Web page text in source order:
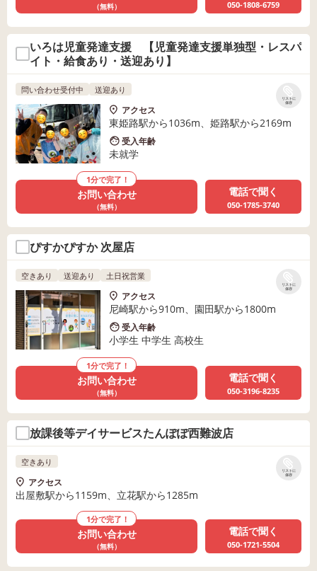
（無料） 050-1808-6759
いろは児童発達支援 【児童発達支援単独型・レスパ
イト・給食あり・送迎あり】
リストに
保存
問い合わせ受付中 送迎あり
アクセス
東姫路駅から1036m、姫路駅から2169m
受入年齢
未就学
1分で完了！
お問い合わせ
（無料）
電話で聞く
050-1785-3740
ぴすかぴすか 次屋店
リストに
保存
空きあり 送迎あり 土日祝営業
アクセス
尼崎駅から910m、園田駅から1800m
受入年齢
小学生 中学生 高校生
1分で完了！
お問い合わせ
（無料）
電話で聞く
050-3196-8235
放課後等デイサービスたんぽぽ西難波店
リストに
保存
空きあり
アクセス
出屋敷駅から1159m、立花駅から1285m
1分で完了！
お問い合わせ
（無料）
電話で聞く
050-1721-5504